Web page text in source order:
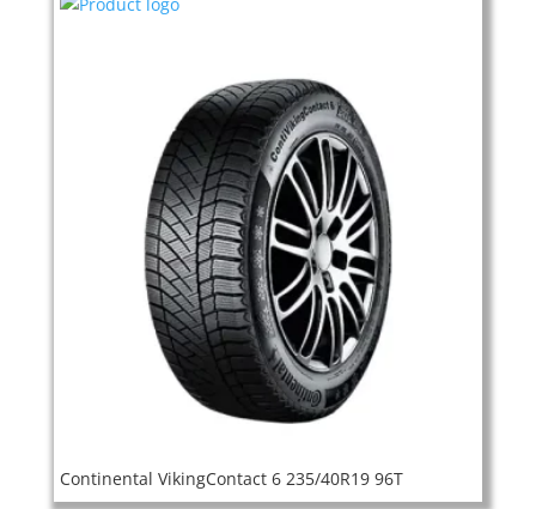
Continental VikingContact 6 235/40R19 96T